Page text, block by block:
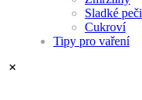
Sladké
Cukroví
Tipy pro vaření